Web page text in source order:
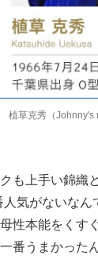
植草克秀（Johnny's
も上手い錦
人気がないな
性本能をくす
番うまかった